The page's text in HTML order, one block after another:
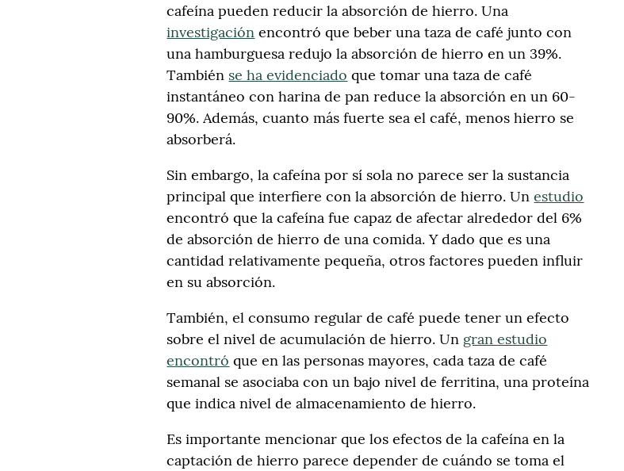
cafeína pueden reducir la absorción de hierro. Una
investigación encontró que beber una taza de café junto con
una hamburguesa redujo la absorción de hierro en un 39%.
También se ha evidenciado que tomar una taza de café
instantáneo con harina de pan reduce la absorción en un 60-
90%. Además, cuanto más fuerte sea el café, menos hierro se
absorberá.
Sin embargo, la cafeína por sí sola no parece ser la sustancia
principal que interfiere con la absorción de hierro. Unestudio
encontró que la cafeína fue capaz de afectar alrededor del 6%
de absorción de hierro de una comida. Y dado que es una
cantidad relativamente pequeña, otros factores pueden influir
en su absorción.
También, el consumo regular de café puede tener un efecto
sobre el nivel de acumulación de hierro. Un gran estudio
encontró que en las personas mayores, cada taza de café
semanal se asociaba con un bajo nivel de ferritina, una proteína
que indica nivel de almacenamiento de hierro.
Es importante mencionar que los efectos de la cafeína en la
captación de hierro parece depender de cuándo se toma el